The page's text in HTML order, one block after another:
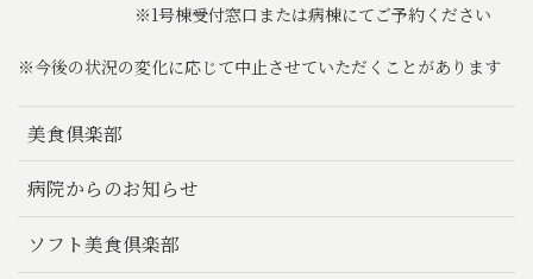
※1号棟受付窓口または病棟にてご予約ください
※今後の状況の変化に応じて中止させていただくことがあります
美食倶楽部
病院からのお知らせ
ソフト美食倶楽部